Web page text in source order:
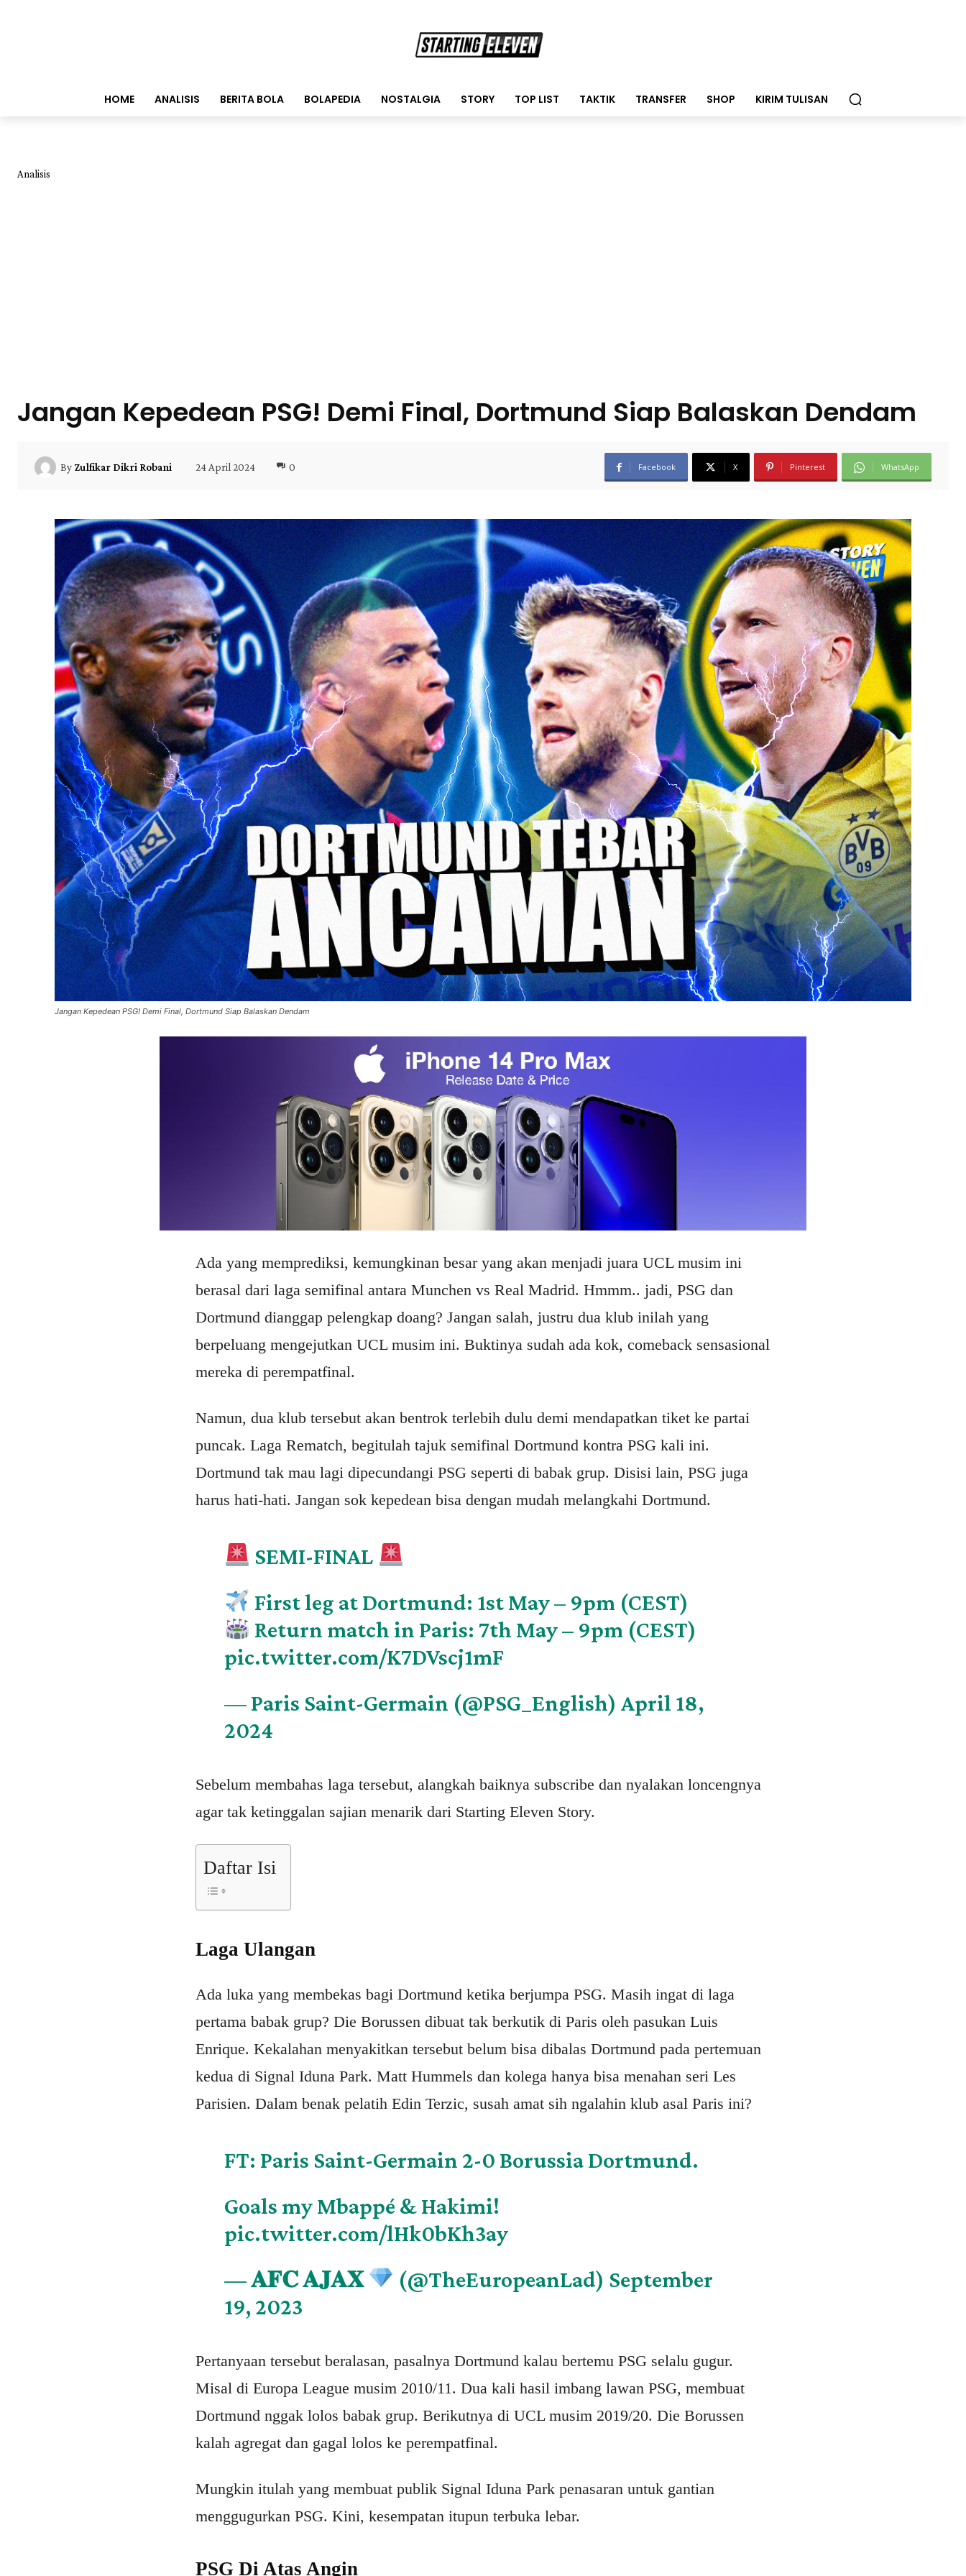
HOME ANALISIS BERITA BOLA BOLAPEDIA NOSTALGIA STORY TOP LIST TAKTIK TRANSFER SHOP KIRIM TULISAN
Analisis
Jangan Kepedean PSG! Demi Final, Dortmund Siap Balaskan Dendam
By Zulfikar Dikri Robani 24 April 2024 0 Facebook X Pinterest WhatsApp
Jangan Kepedean PSG! Demi Final, Dortmund Siap Balaskan Dendam
Ada yang memprediksi, kemungkinan besar yang akan menjadi juara UCL musim ini
berasal dari laga semifinal antara Munchen vs Real Madrid. Hmmm.. jadi, PSG dan
Dortmund dianggap pelengkap doang? Jangan salah, justru dua klub inilah yang
berpeluang mengejutkan UCL musim ini. Buktinya sudah ada kok, comeback sensasional
mereka di perempatfinal.
Namun, dua klub tersebut akan bentrok terlebih dulu demi mendapatkan tiket ke partai
puncak. Laga Rematch, begitulah tajuk semifinal Dortmund kontra PSG kali ini.
Dortmund tak mau lagi dipecundangi PSG seperti di babak grup. Disisi lain, PSG juga
harus hati-hati. Jangan sok kepedean bisa dengan mudah melangkahi Dortmund.
SEMI-FINAL
First leg at Dortmund: 1st May – 9pm (CEST)
Return match in Paris: 7th May – 9pm (CEST)
pic.twitter.com/K7DVscj1mF
— Paris Saint-Germain (@PSG_English) April 18,
2024
Sebelum membahas laga tersebut, alangkah baiknya subscribe dan nyalakan loncengnya
agar tak ketinggalan sajian menarik dari Starting Eleven Story.
Daftar Isi
Laga Ulangan
Ada luka yang membekas bagi Dortmund ketika berjumpa PSG. Masih ingat di laga
pertama babak grup? Die Borussen dibuat tak berkutik di Paris oleh pasukan Luis
Enrique. Kekalahan menyakitkan tersebut belum bisa dibalas Dortmund pada pertemuan
kedua di Signal Iduna Park. Matt Hummels dan kolega hanya bisa menahan seri Les
Parisien. Dalam benak pelatih Edin Terzic, susah amat sih ngalahin klub asal Paris ini?
FT: Paris Saint-Germain 2-0 Borussia Dortmund.
Goals my Mbappé & Hakimi!
pic.twitter.com/lHk0bKh3ay
— 𝐀𝐅𝐂 𝐀𝐉𝐀𝐗
(@TheEuropeanLad) September
19, 2023
Pertanyaan tersebut beralasan, pasalnya Dortmund kalau bertemu PSG selalu gugur.
Misal di Europa League musim 2010/11. Dua kali hasil imbang lawan PSG, membuat
Dortmund nggak lolos babak grup. Berikutnya di UCL musim 2019/20. Die Borussen
kalah agregat dan gagal lolos ke perempatfinal.
Mungkin itulah yang membuat publik Signal Iduna Park penasaran untuk gantian
menggugurkan PSG. Kini, kesempatan itupun terbuka lebar.
PSG Di Atas Angin